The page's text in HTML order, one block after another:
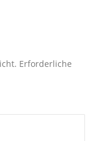
Erforderliche